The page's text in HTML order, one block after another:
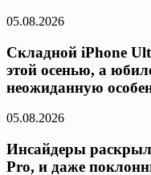
05.08.2026
Складной iPhone
этой осенью, а
неожиданную
05.08.2026
Инсайдеры
Pro, и даже